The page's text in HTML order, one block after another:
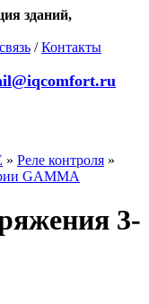
зданий,
/Контакты
» Реле контроля »
GAMMA
3-